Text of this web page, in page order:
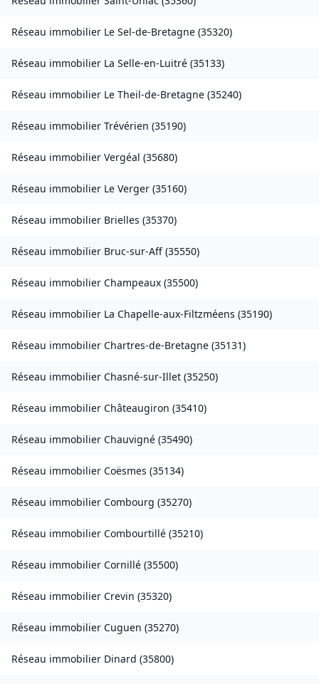
Réseau immobilier Le Sel-de-Bretagne (35320)
Réseau immobilier La Selle-en-Luitré (35133)
Réseau immobilier Le Theil-de-Bretagne (35240)
Réseau immobilier Trévérien (35190)
Réseau immobilier Vergéal (35680)
Réseau immobilier Le Verger (35160)
Réseau immobilier Brielles (35370)
Réseau immobilier Bruc-sur-Aff (35550)
Réseau immobilier Champeaux (35500)
Réseau immobilier La Chapelle-aux-Filtzméens (35190)
Réseau immobilier Chartres-de-Bretagne (35131)
Réseau immobilier Chasné-sur-Illet (35250)
Réseau immobilier Châteaugiron (35410)
Réseau immobilier Chauvigné (35490)
Réseau immobilier Coësmes (35134)
Réseau immobilier Combourg (35270)
Réseau immobilier Combourtillé (35210)
Réseau immobilier Cornillé (35500)
Réseau immobilier Crevin (35320)
Réseau immobilier Cuguen (35270)
Réseau immobilier Dinard (35800)